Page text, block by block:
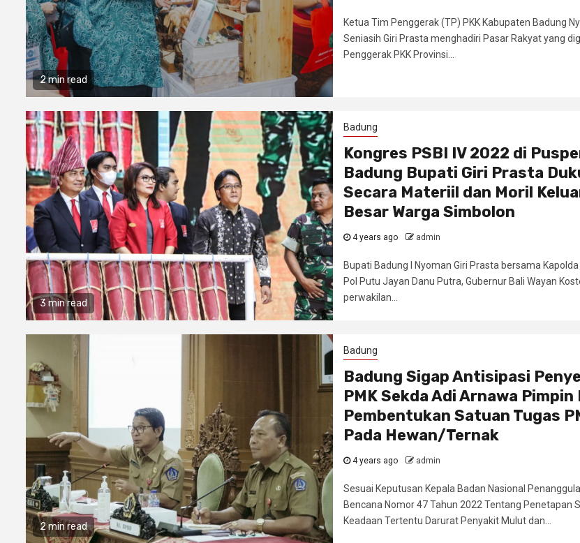
2 min read
Ketua Tim Penggerak (TP) PKK Kabupaten Badung
Seniasih Giri Prasta menghadiri Pasar Rakyat yang
Penggerak PKK Provinsi...
3 min read
Badung
Kongres PSBI IV 2022 di
Badung Bupati Giri Prasta
Secara Materiil dan Moril
Besar Warga Simbolon
4 years ago admin
Bupati Badung I Nyoman Giri Prasta bersama Kapolda
Pol Putu Jayan Danu Putra, Gubernur Bali Wayan
perwakilan...
2 min read
Badung
Badung Sigap Antisipasi
PMK Sekda Adi Arnawa Pimpin
Pembentukan Satuan Tugas
Pada Hewan/Ternak
4 years ago admin
Sesuai Keputusan Kepala Badan Nasional
Bencana Nomor 47 Tahun 2022 Tentang Penetapan
Keadaan Tertentu Darurat Penyakit Mulut dan...